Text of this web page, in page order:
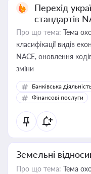
Перехід
стандартів
Про що тема: Тема
класифікації видів
NACE, оновлення
зміни
Банківська
Фінансові послуги
Земельні
Про що тема: Тема